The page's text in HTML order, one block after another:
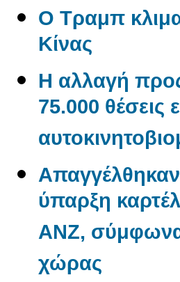
Ο Τραμπ
Κίνας
Η αλλαγή προς
75.000 θέσεις
ύπαρξη
ANZ,
χώρας